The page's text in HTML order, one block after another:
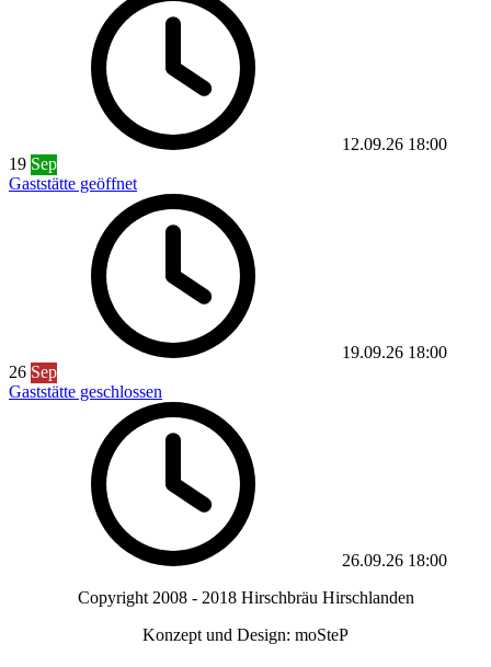
12.09.26 18:00
19 Sep
Gaststätte geöffnet
19.09.26 18:00
26 Sep
Gaststätte geschlossen
26.09.26 18:00
Copyright 2008 - 2018 Hirschbräu Hirschlanden
Konzept und Design: moSteP